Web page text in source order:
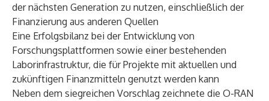
der nächsten Generation zu nutzen, einschließlich der
Finanzierung aus anderen Quellen
Eine Erfolgsbilanz bei der Entwicklung von
Forschungsplattformen sowie einer bestehenden
Laborinfrastruktur, die für Projekte mit aktuellen und
zukünftigen Finanzmitteln genutzt werden kann
Neben dem siegreichen Vorschlag zeichnete die O-RAN